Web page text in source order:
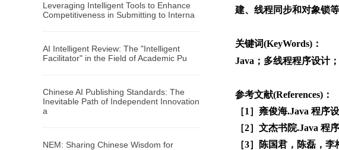
Leveraging Intelligent Tools to Enhance
Competitiveness in Submitting to Interna
AI Intelligent Review: The "Intelligent
Facilitator" in the Field of Academic Pu
Chinese AI Publishing Standards: The
Inevitable Path of Independent Innovation
a
NEM: Sharing Chinese Wisdom for
建、线程同步和对象锁
关键词(KeyWords)：
Java；多线程程序设计
参考文献(References)：
［1］雍俊海.Java 程序
［2］文杰书院.Java 程
［3］陈国君，陈磊，